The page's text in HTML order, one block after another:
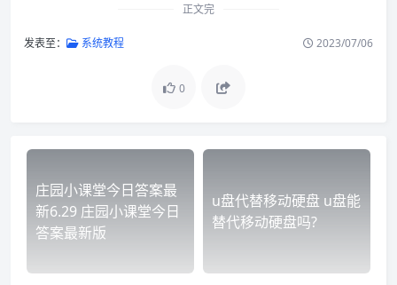
正文完
发表至： 系统教程 2023/07/06
0
庄园小课堂今日答案最
新6.29 庄园小课堂今日
答案最新版
u盘代替移动硬盘 u盘能
替代移动硬盘吗?